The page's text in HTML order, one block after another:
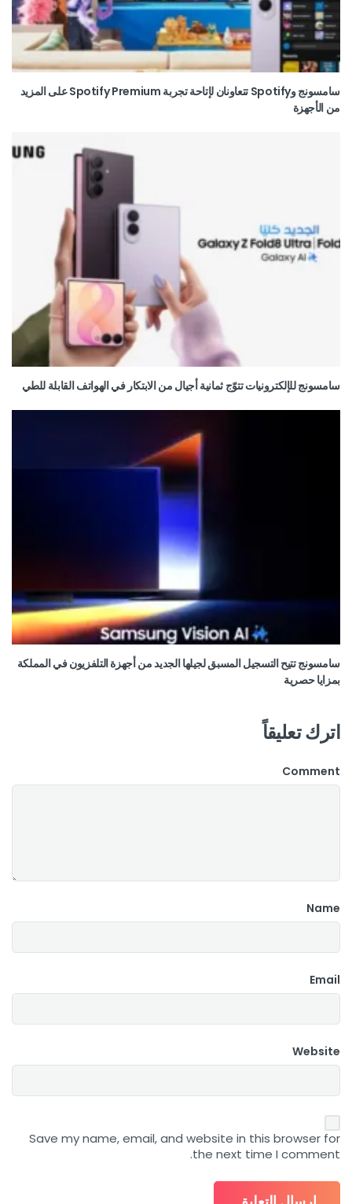
سامسونج وSpotify تتعاونان لإتاحة تجربة Spotify Premium على المزيد
من الأجهزة
سامسونج للإلكترونيات تتوّج ثمانية أجيال من الابتكار في الهواتف القابلة للطي
سامسونج تتيح التسجيل المسبق لجيلها الجديد من أجهزة التلفزيون في المملكة
بمزايا حصرية
اترك تعليقاً
Comment
Name
Email
Website
Save my name, email, and website in this browser for
the next time I comment.